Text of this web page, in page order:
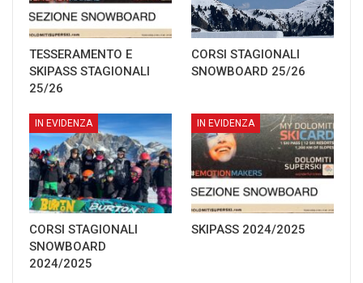
TESSERAMENTO E
SKIPASS STAGIONALI
25/26
CORSI STAGIONALI
SNOWBOARD 25/26
IN EVIDENZA
CORSI STAGIONALI
SNOWBOARD
2024/2025
IN EVIDENZA
SKIPASS 2024/2025